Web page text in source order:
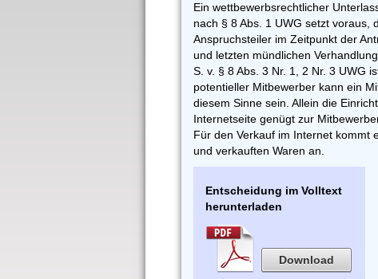
Ein wettbewerbsrechtlicher
nach § 8 Abs. 1 UWG setzt voraus,
Anspruchsteiler im Zeitpunkt der
und letzten mündlichen
S. v. § 8 Abs. 3 Nr. 1, 2 Nr. 3 UWG
potentieller Mitbewerber kann ein
diesem Sinne sein. Allein die
Internetseite genügt zur
Für den Verkauf im Internet kommt
und verkauften Waren an.
Entscheidung im Volltext
herunterladen
Download